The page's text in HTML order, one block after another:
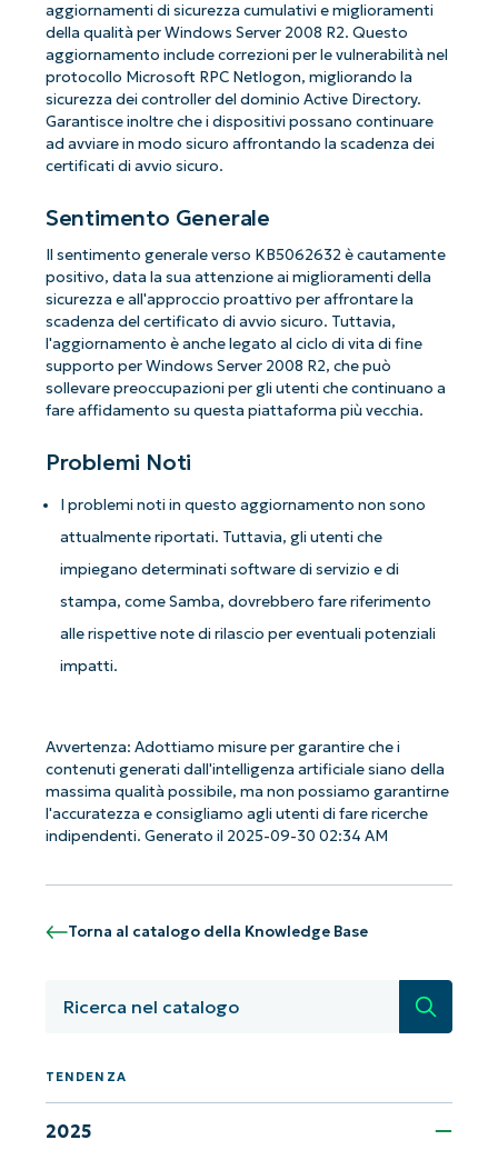
aggiornamenti di sicurezza cumulativi e miglioramenti
della qualità per Windows Server 2008 R2. Questo
aggiornamento include correzioni per le vulnerabilità nel
protocollo Microsoft RPC Netlogon, migliorando la
sicurezza dei controller del dominio Active Directory.
Garantisce inoltre che i dispositivi possano continuare
ad avviare in modo sicuro affrontando la scadenza dei
certificati di avvio sicuro.
Sentimento Generale
Il sentimento generale verso KB5062632 è cautamente
positivo, data la sua attenzione ai miglioramenti della
sicurezza e all'approccio proattivo per affrontare la
scadenza del certificato di avvio sicuro. Tuttavia,
l'aggiornamento è anche legato al ciclo di vita di fine
supporto per Windows Server 2008 R2, che può
sollevare preoccupazioni per gli utenti che continuano a
fare affidamento su questa piattaforma più vecchia.
Problemi Noti
I problemi noti in questo aggiornamento non sono
attualmente riportati. Tuttavia, gli utenti che
impiegano determinati software di servizio e di
stampa, come Samba, dovrebbero fare riferimento
alle rispettive note di rilascio per eventuali potenziali
impatti.
Avvertenza: Adottiamo misure per garantire che i
contenuti generati dall'intelligenza artificiale siano della
massima qualità possibile, ma non possiamo garantirne
l'accuratezza e consigliamo agli utenti di fare ricerche
indipendenti. Generato il 2025-09-30 02:34 AM
Torna al catalogo della Knowledge Base
Ricerca
TENDENZA
2025
Iniziate con le analisi KB guidate
accesso completo a tutte le funzionalità.
First
last
name*